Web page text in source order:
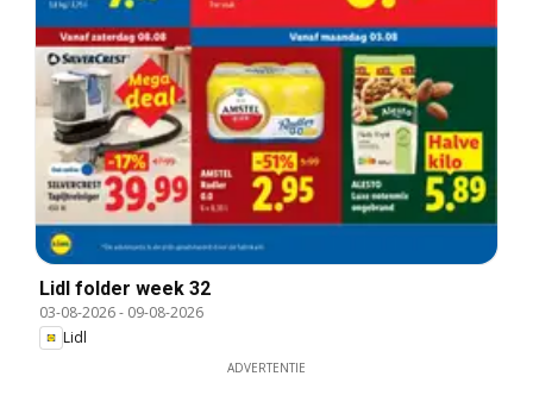
Lidl folder week 32
03-08-2026- 09-08-2026
Lidl
ADVERTENTIE